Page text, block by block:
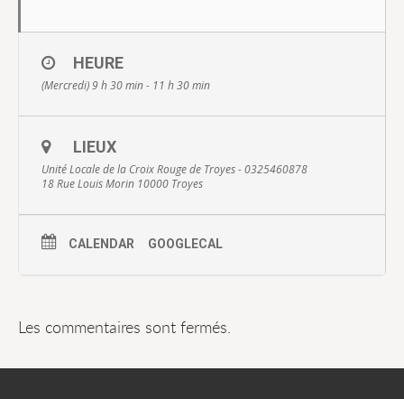
HEURE
(Mercredi) 9 h 30 min - 11 h 30 min
LIEUX
Unité Locale de la Croix Rouge de Troyes - 0325460878
18 Rue Louis Morin 10000 Troyes
CALENDAR GOOGLECAL
Les commentaires sont fermés.